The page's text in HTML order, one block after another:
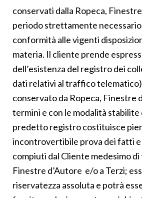
conservati dalla Ropeca,
periodo strettamente necessario
conformità alle vigenti
materia. Il cliente prende
dell’esistenza del registro dei
dati relativi al traffico
conservato da Ropeca, Finestre
termini e con le modalità stabilite
predetto registro costituisce
incontrovertibile prova dei fatti
compiuti dal Cliente medesimo
Finestre d’Autore e/o a Terzi;
riservatezza assoluta e potrà